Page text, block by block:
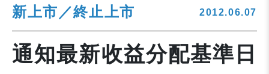
新上市／終止上市 2012.06.07
通知最新收益分配基準日